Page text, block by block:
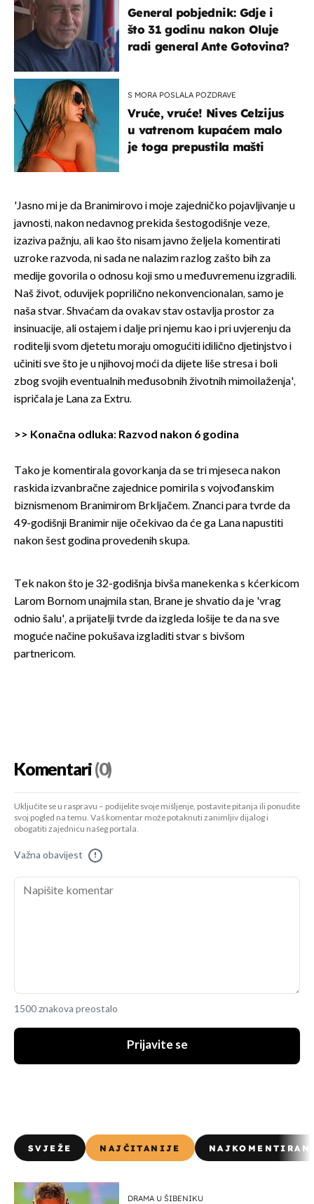
General pobjednik: Gdje i
što 31 godinu nakon Oluje
radi general Ante Gotovina?
S MORA POSLALA POZDRAVE
Vruće, vruće! Nives Celzijus
u vatrenom kupaćem malo
je toga prepustila mašti
'Jasno mi je da Branimirovo i moje zajedničko pojavljivanje u
javnosti, nakon nedavnog prekida šestogodišnje veze,
izaziva pažnju, ali kao što nisam javno željela komentirati
uzroke razvoda, ni sada ne nalazim razlog zašto bih za
medije govorila o odnosu koji smo u međuvremenu izgradili.
Naš život, oduvijek poprilično nekonvencionalan, samo je
naša stvar. Shvaćam da ovakav stav ostavlja prostor za
insinuacije, ali ostajem i dalje pri njemu kao i pri uvjerenju da
roditelji svom djetetu moraju omogućiti idilično djetinjstvo i
učiniti sve što je u njihovoj moći da dijete liše stresa i boli
zbog svojih eventualnih međusobnih životnih mimoilaženja',
ispričala je Lana za Extru.
>> Konačna odluka: Razvod nakon 6 godina
Tako je komentirala govorkanja da se tri mjeseca nakon
raskida izvanbračne zajednice pomirila s vojvođanskim
biznismenom Branimirom Brkljačem. Znanci para tvrde da
49-godišnji Branimir nije očekivao da će ga Lana napustiti
nakon šest godina provedenih skupa.
Tek nakon što je 32-godišnja bivša manekenka s kćerkicom
Larom Bornom unajmila stan, Brane je shvatio da je 'vrag
odnio šalu', a prijatelji tvrde da izgleda lošije te da na sve
moguće načine pokušava izgladiti stvar s bivšom
partnericom.
Komentari(0)
Uključite se u raspravu – podijelite svoje mišljenje, postavite pitanja ili ponudite
svoj pogled na temu. Vaš komentar može potaknuti zanimljiv dijalog i
obogatiti zajednicu našeg portala.
Važna obavijest !
1500 znakova preostalo
Prijavite se
SVJEŽE NAJČITANIJE
DRAMA U ŠIBENIKU